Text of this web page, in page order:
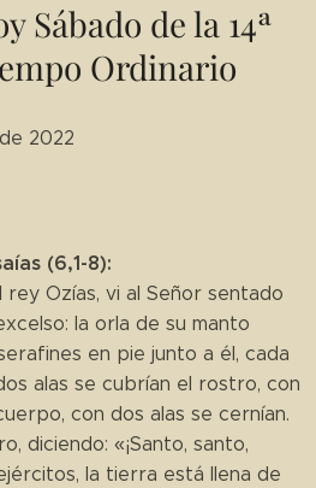
Sábado de la 14ª
Ordinario
2022
(6,1-8):
Ozías, vi al Señor sentado
la orla de su manto
en pie junto a él, cada
alas se cubrían el rostro, con
con dos alas se cernían.
diciendo: «¡Santo, santo,
la tierra está llena de